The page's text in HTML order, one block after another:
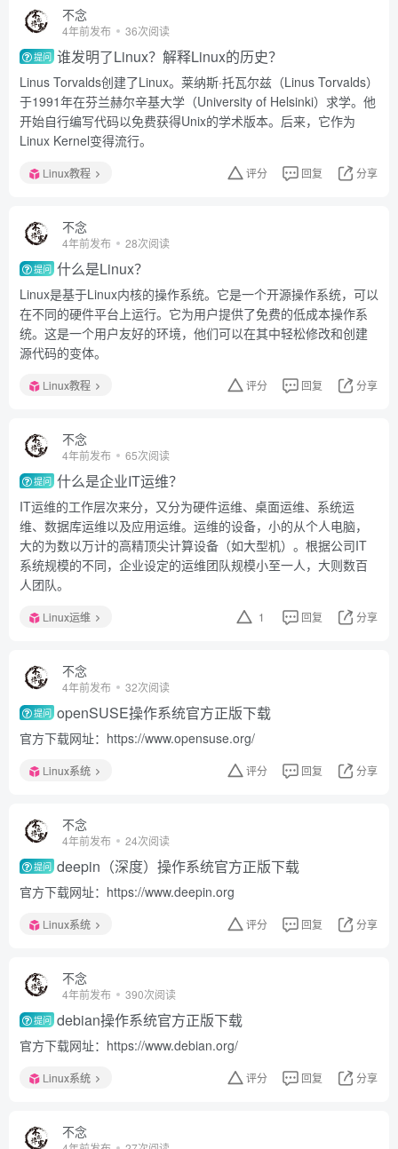
不念
4年前发布 36次阅读
提问 谁发明了Linux？解释Linux的历史？
Linus Torvalds创建了Linux。莱纳斯·托瓦尔兹（Linus Torvalds）
于1991年在芬兰赫尔辛基大学（University of Helsinki）求学。他
开始自行编写代码以免费获得Unix的学术版本。后来，它作为
Linux Kernel变得流行。
Linux教程 评分 回复 分享
不念
4年前发布 28次阅读
提问 什么是Linux？
Linux是基于Linux内核的操作系统。它是一个开源操作系统，可以
在不同的硬件平台上运行。它为用户提供了免费的低成本操作系
统。这是一个用户友好的环境，他们可以在其中轻松修改和创建
源代码的变体。
Linux教程 评分 回复 分享
不念
4年前发布 65次阅读
提问 什么是企业IT运维？
IT运维的工作层次来分，又分为硬件运维、桌面运维、系统运
维、数据库运维以及应用运维。运维的设备，小的从个人电脑，
大的为数以万计的高精顶尖计算设备（如大型机）。根据公司IT
系统规模的不同，企业设定的运维团队规模小至一人，大则数百
人团队。
Linux运维 1 回复 分享
不念
4年前发布 32次阅读
提问 openSUSE操作系统官方正版下载
官方下载网址：https://www.opensuse.org/
Linux系统 评分 回复 分享
不念
4年前发布 24次阅读
提问 deepin（深度）操作系统官方正版下载
官方下载网址：https://www.deepin.org
Linux系统 评分 回复 分享
不念
4年前发布 390次阅读
提问 debian操作系统官方正版下载
官方下载网址：https://www.debian.org/
Linux系统 评分 回复 分享
不念